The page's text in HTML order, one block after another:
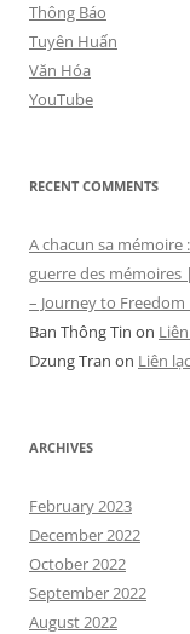
Thông Báo
Tuyên Huấn
Văn Hóa
YouTube
RECENT COMMENTS
A chacun sa mémoire
guerre des
– Journey to Freedom
Ban Thông Tin on
Dzung Tran on Liên lạc
ARCHIVES
February 2023
December 2022
October 2022
September 2022
August 2022